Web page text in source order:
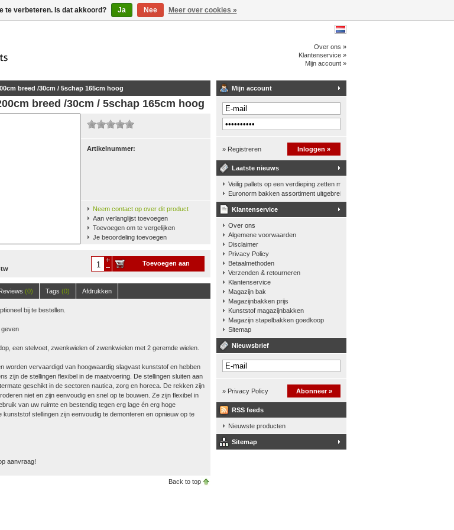
Over ons »
Klantenservice »
Mijn account »
breed /30cm / 5schap 165cm hoog
breed /30cm / 5schap 165cm hoog
Artikelnummer:
Neem contact op over dit product
Aan verlanglijst toevoegen
Toevoegen om te vergelijken
Je beoordeling toevoegen
Toevoegen aan
(0) Tags (0) Afdrukken
bij te bestellen.
geven
een stelvoet, zwenkwielen of zwenkwielen met 2 geremde wielen.
worden vervaardigd van hoogwaardig slagvast kunststof en hebben
zijn de stellingen flexibel in de maatvoering. De stellingen sluiten aan
geschikt in de sectoren nautica, zorg en horeca. De rekken zijn
niet en zijn eenvoudig en snel op te bouwen. Ze zijn flexibel in
van uw ruimte en bestendig tegen erg lage én erg hoge
stellingen zijn eenvoudig te demonteren en opnieuw op te
aanvraag!
Back to top
Mijn account
» Registreren Inloggen »
Laatste nieuws
Veilig pallets op een verdieping zetten met een palletkantelhek
Euronorm bakken assortiment uitgebreid
Klantenservice
Over ons
Algemene voorwaarden
Disclaimer
Privacy Policy
Betaalmethoden
Verzenden & retourneren
Klantenservice
Magazijn bak
Magazijnbakken prijs
Kunststof magazijnbakken
Magazijn stapelbakken goedkoop
Sitemap
Nieuwsbrief
» Privacy Policy Abonneer »
RSS feeds
Nieuwste producten
Sitemap
te verbeteren. Is dat akkoord? Ja Nee Meer over cookies »